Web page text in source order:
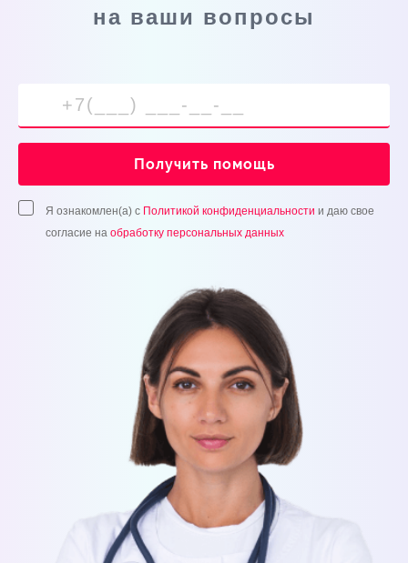
на ваши вопросы
Получить помощь
Я ознакомлен(а) с Политикой конфиденциальности и даю свое
согласие на обработку персональных данных